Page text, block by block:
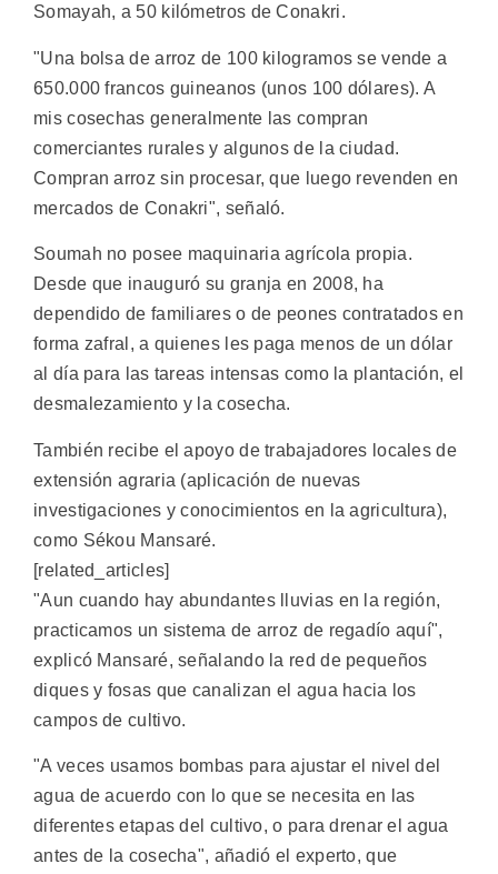
Somayah, a 50 kilómetros de Conakri.
"Una bolsa de arroz de 100 kilogramos se vende a
650.000 francos guineanos (unos 100 dólares). A
mis cosechas generalmente las compran
comerciantes rurales y algunos de la ciudad.
Compran arroz sin procesar, que luego revenden en
mercados de Conakri", señaló.
Soumah no posee maquinaria agrícola propia.
Desde que inauguró su granja en 2008, ha
dependido de familiares o de peones contratados en
forma zafral, a quienes les paga menos de un dólar
al día para las tareas intensas como la plantación, el
desmalezamiento y la cosecha.
También recibe el apoyo de trabajadores locales de
extensión agraria (aplicación de nuevas
investigaciones y conocimientos en la agricultura),
como Sékou Mansaré.
[related_articles]
"Aun cuando hay abundantes lluvias en la región,
practicamos un sistema de arroz de regadío aquí",
explicó Mansaré, señalando la red de pequeños
diques y fosas que canalizan el agua hacia los
campos de cultivo.
"A veces usamos bombas para ajustar el nivel del
agua de acuerdo con lo que se necesita en las
diferentes etapas del cultivo, o para drenar el agua
antes de la cosecha", añadió el experto, que